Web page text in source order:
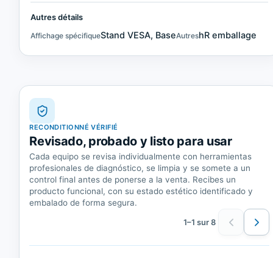
Autres détails
Affichage spécifiqueStand VESA, BaseAutreshR emballage
RECONDITIONNÉ VÉRIFIÉ
Revisado, probado y listo para usar
Cada equipo se revisa individualmente con herramientas
profesionales de diagnóstico, se limpia y se somete a un
control final antes de ponerse a la venta. Recibes un
producto funcional, con su estado estético identificado y
embalado de forma segura.
1–1 sur 8